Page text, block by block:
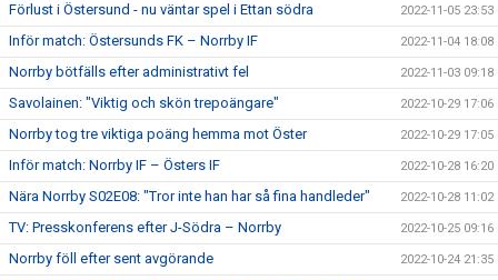
Förlust i Östersund - nu väntar spel i Ettan södra 2022-11-05 23:53
Inför match: Östersunds FK – Norrby IF 2022-11-04 18:08
Norrby bötfälls efter administrativt fel 2022-11-03 09:18
Savolainen: "Viktig och skön trepoängare" 2022-10-29 17:06
Norrby tog tre viktiga poäng hemma mot Öster 2022-10-29 17:05
Inför match: Norrby IF – Östers IF 2022-10-28 16:20
Nära Norrby S02E08: "Tror inte han har så fina handleder" 2022-10-28 11:02
TV: Presskonferens efter J-Södra – Norrby 2022-10-25 09:16
Norrby föll efter sent avgörande 2022-10-24 21:35